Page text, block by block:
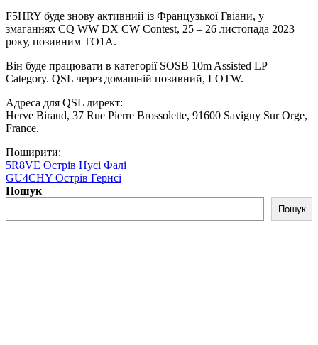
F5HRY буде знову активний із Французької Гвіани, у
змаганнях CQ WW DX CW Contest, 25 – 26 листопада 2023
року, позивним TO1A.
Він буде працювати в категорії SOSB 10m Assisted LP
Category. QSL через домашній позивний, LOTW.
Адреса для QSL директ:
Herve Biraud, 37 Rue Pierre Brossolette, 91600 Savigny Sur Orge,
France.
Поширити:
5R8VE Острів Нусі Фалі
GU4CHY Острів Гернсі
Пошук
Пошук